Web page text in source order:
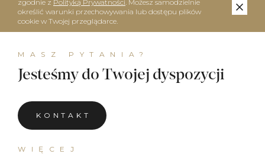
zgodnie z Polityką Prywatności . Możesz samodzielnie
określić warunki przechowywania lub dostępu plików
cookie w Twojej przeglądarce.
MASZ PYTANIA?
Jesteśmy do Twojej dyspozycji
KONTAKT
WIĘCEJ